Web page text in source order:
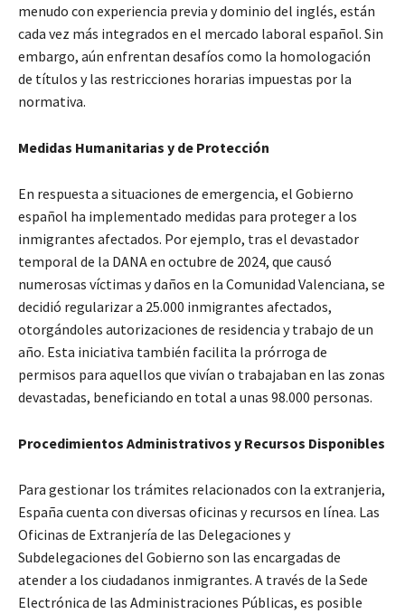
menudo con experiencia previa y dominio del inglés, están
cada vez más integrados en el mercado laboral español. Sin
embargo, aún enfrentan desafíos como la homologación
de títulos y las restricciones horarias impuestas por la
normativa.
Medidas Humanitarias y de Protección
En respuesta a situaciones de emergencia, el Gobierno
español ha implementado medidas para proteger a los
inmigrantes afectados. Por ejemplo, tras el devastador
temporal de la DANA en octubre de 2024, que causó
numerosas víctimas y daños en la Comunidad Valenciana, se
decidió regularizar a 25.000 inmigrantes afectados,
otorgándoles autorizaciones de residencia y trabajo de un
año. Esta iniciativa también facilita la prórroga de
permisos para aquellos que vivían o trabajaban en las zonas
devastadas, beneficiando en total a unas 98.000 personas.
Procedimientos Administrativos y Recursos Disponibles
Para gestionar los trámites relacionados con la extranjeria,
España cuenta con diversas oficinas y recursos en línea. Las
Oficinas de Extranjería de las Delegaciones y
Subdelegaciones del Gobierno son las encargadas de
atender a los ciudadanos inmigrantes. A través de la Sede
Electrónica de las Administraciones Públicas, es posible